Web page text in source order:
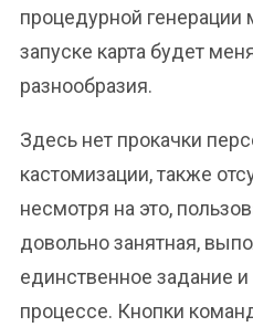
процедурной
запуске карта будет
разнообразия.
Здесь нет прокачки
кастомизации, также
несмотря на это,
довольно занятная,
единственное задание
процессе. Кнопки